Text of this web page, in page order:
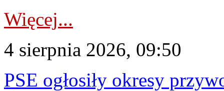
Więcej...
4 sierpnia 2026, 09:50
PSE ogłosiły okresy